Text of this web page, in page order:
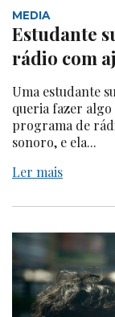
MEDIA
Estudante
rádio com
Uma estudante
queria fazer
programa de
sonoro, e ela...
Ler mais